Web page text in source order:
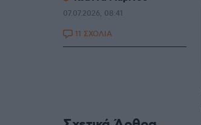
07.07.2026, 08:41
11 ΣΧΟΛΙΑ